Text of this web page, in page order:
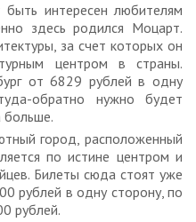
интересен любителям
здесь родился Моцарт.
за счет которых он
центром в страны.
от 6829 рублей в одну
обратно нужно будет
больше.
город, расположенный
по истине центром и
Билеты сюда стоят уже
рублей в одну сторону, по
рублей.